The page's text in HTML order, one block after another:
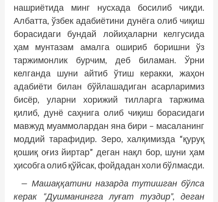
нашриётида минг нусхада босилиб чиқди.
Албатта, ўзбек адабиётини дунёга олиб чиқиш
борасидаги бундай лойиҳаларни келгусида
ҳам мунтазам амалга ошириб боришни ўз
таржимонлик бурчим, деб биламан. Ўрни
келганда шуни айтиб ўтиш керакки, жаҳон
адабиёти билан бўйлашадиган асарларимиз
бисёр, уларни хорижий тилларга таржима
қилиб, дунё саҳнига олиб чиқиш борасидаги
мавжуд муаммолардан яна бири – масаланинг
моддий тарафидир. Зеро, халқимизда “қуруқ
қошиқ оғиз йиртар” деган нақл бор, шуни ҳам
ҳисобга олиб қўйсак, фойдадан холи бўлмасди.
— Машаққатини назарда тутишган бўлса
керак “Душманингга луғат туздир”, деган